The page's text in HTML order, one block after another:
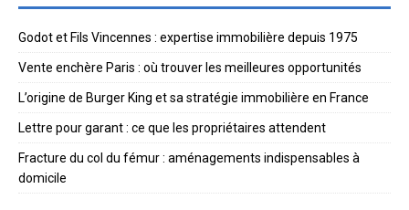
Godot et Fils Vincennes : expertise immobilière depuis 1975
Vente enchère Paris : où trouver les meilleures opportunités
L’origine de Burger King et sa stratégie immobilière en France
Lettre pour garant : ce que les propriétaires attendent
Fracture du col du fémur : aménagements indispensables à
domicile